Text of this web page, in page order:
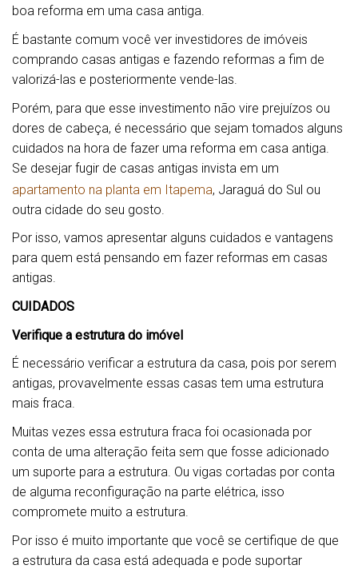
boa reforma em uma casa antiga.
É bastante comum você ver investidores de imóveis
comprando casas antigas e fazendo reformas a fim de
valorizá-las e posteriormente vende-las.
Porém, para que esse investimento não vire prejuízos ou
dores de cabeça, é necessário que sejam tomados alguns
cuidados na hora de fazer uma reforma em casa antiga.
Se desejar fugir de casas antigas invista em um
apartamento na planta em Itapema, Jaraguá do Sul ou
outra cidade do seu gosto.
Por isso, vamos apresentar alguns cuidados e vantagens
para quem está pensando em fazer reformas em casas
antigas.
CUIDADOS
Verifique a estrutura do imóvel
É necessário verificar a estrutura da casa, pois por serem
antigas, provavelmente essas casas tem uma estrutura
mais fraca.
Muitas vezes essa estrutura fraca foi ocasionada por
conta de uma alteração feita sem que fosse adicionado
um suporte para a estrutura. Ou vigas cortadas por conta
de alguma reconfiguração na parte elétrica, isso
compromete muito a estrutura.
Por isso é muito importante que você se certifique de que
a estrutura da casa está adequada e pode suportar